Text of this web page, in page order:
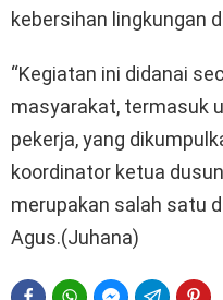
kebersihan lingkungan
“Kegiatan ini didanai
masyarakat, termasuk
pekerja, yang
koordinator ketua
merupakan salah satu
Agus.(Juhana)
FACEBOOKWHATSAPPFACEBOOK